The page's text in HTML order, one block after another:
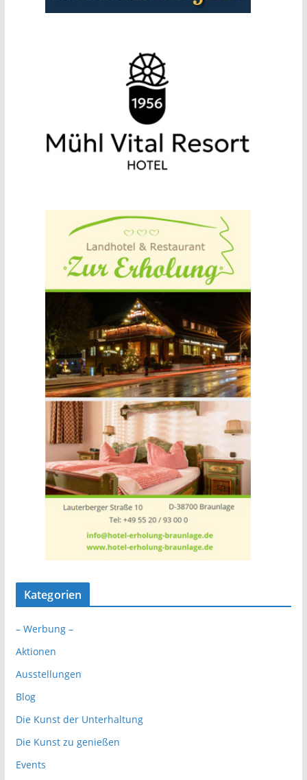
Kategorien
– Werbung –
Aktionen
Ausstellungen
Blog
Die Kunst der Unterhaltung
Die Kunst zu genießen
Events